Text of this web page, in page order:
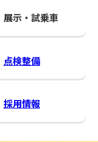
展示・試乗車
点検整備
採用情報